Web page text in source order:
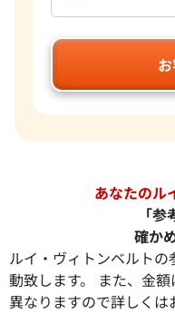
あなたのル
「
確か
ルイ・ヴィトンベルト
動致します。 また、金
異なりますので詳しくは